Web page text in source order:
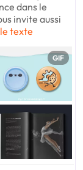
dans le
invite aussi
texte
GIF